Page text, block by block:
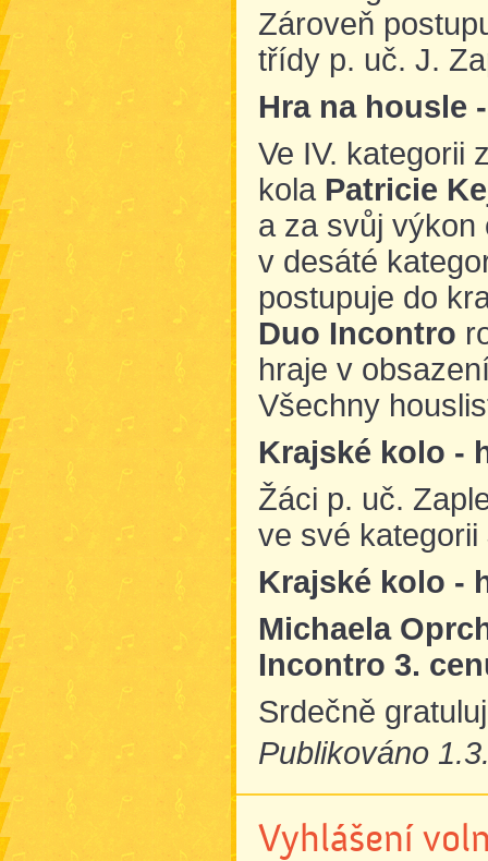
Zároveň
třídy p. uč. J.
Hra na housle
Ve IV. kategorii
kola Patricie
a za svůj výkon
v desáté
postupuje do
Duo Incontro
hraje v
Všechny
Krajské kolo -
Žáci p. uč.
ve své kategorii
Krajské kolo -
Michaela
Incontro 3.
Srdečně
Publikováno
Vyhlášení